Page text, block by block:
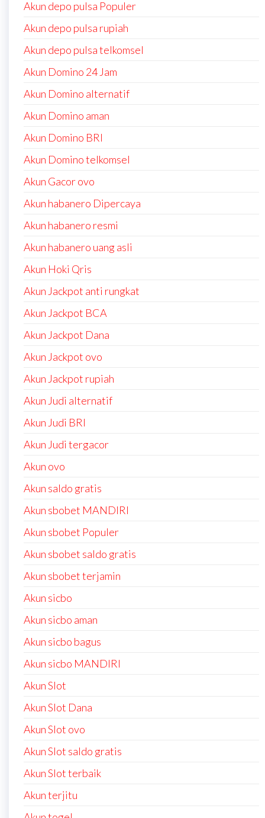
Akun depo pulsa Populer
Akun depo pulsa rupiah
Akun depo pulsa telkomsel
Akun Domino 24 Jam
Akun Domino alternatif
Akun Domino aman
Akun Domino BRI
Akun Domino telkomsel
Akun Gacor ovo
Akun habanero Dipercaya
Akun habanero resmi
Akun habanero uang asli
Akun Hoki Qris
Akun Jackpot anti rungkat
Akun Jackpot BCA
Akun Jackpot Dana
Akun Jackpot ovo
Akun Jackpot rupiah
Akun Judi alternatif
Akun Judi BRI
Akun Judi tergacor
Akun ovo
Akun saldo gratis
Akun sbobet MANDIRI
Akun sbobet Populer
Akun sbobet saldo gratis
Akun sbobet terjamin
Akun sicbo
Akun sicbo aman
Akun sicbo bagus
Akun sicbo MANDIRI
Akun Slot
Akun Slot Dana
Akun Slot ovo
Akun Slot saldo gratis
Akun Slot terbaik
Akun terjitu